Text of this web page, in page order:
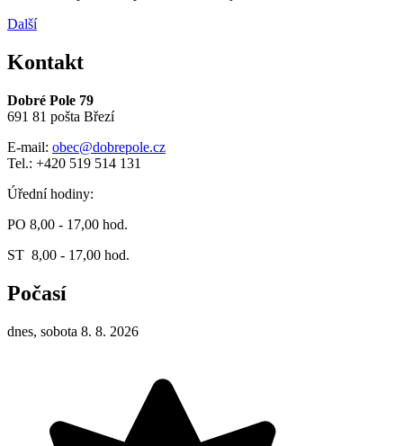
Další
Kontakt
Dobré Pole 79
691 81 pošta Březí
E-mail: obec@dobrepole.cz
Tel.: +420 519 514 131
Úřední hodiny:
PO 8,00 - 17,00 hod.
ST 8,00 - 17,00 hod.
Počasí
dnes, sobota 8. 8. 2026